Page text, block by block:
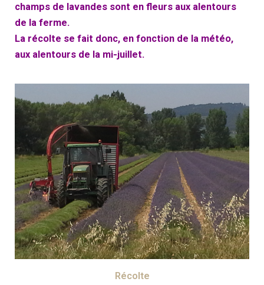
champs de lavandes sont en fleurs aux alentours
de la ferme.
La récolte se fait donc, en fonction de la météo,
aux alentours de la mi-juillet.
Récolte